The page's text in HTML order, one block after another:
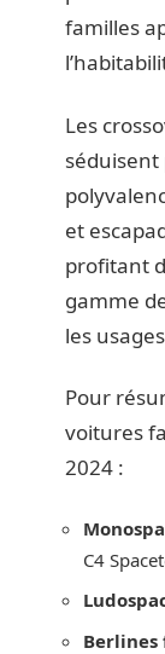
familles
Les
et
profitant
gamme
les
Pour
voitures
2024 :
C4